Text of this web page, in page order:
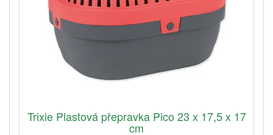
Trixie Plastová přepravka Pico 23 x 17,5 x 17
cm